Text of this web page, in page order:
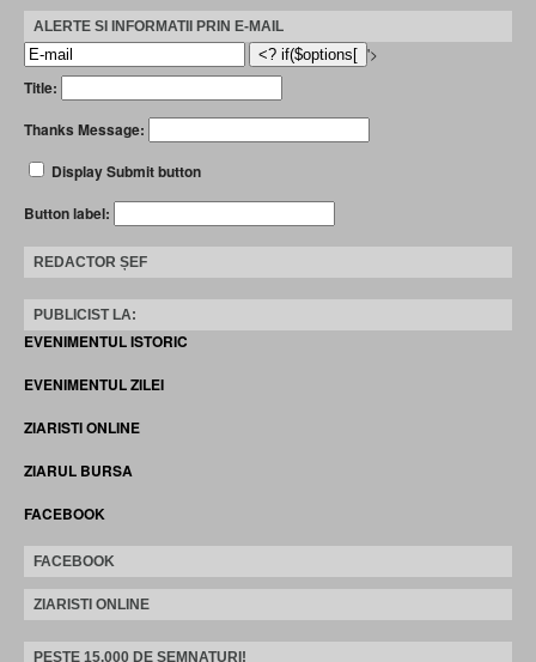
ALERTE SI INFORMATII PRIN E-MAIL
'>
Title:
Thanks Message:
Display Submit button
Button label:
REDACTOR ȘEF
PUBLICIST LA:
EVENIMENTUL ISTORIC
EVENIMENTUL ZILEI
ZIARISTI ONLINE
ZIARUL BURSA
FACEBOOK
FACEBOOK
ZIARISTI ONLINE
PESTE 15.000 DE SEMNATURI!